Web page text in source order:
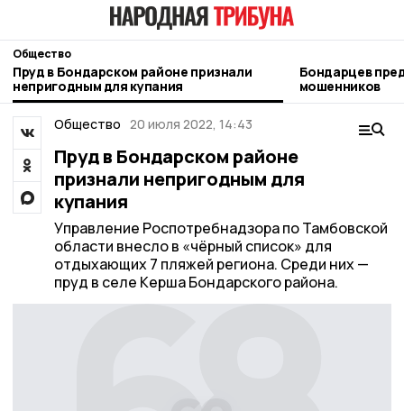
Общество
Пруд в Бондарском районе признали
непригодным для купания
Бондарцев
мошенников
Общество 20 июля 2022, 14:43
Пруд в Бондарском районе
признали непригодным для
купания
Управление Роспотребнадзора по Тамбовской
области внесло в «чёрный список» для
отдыхающих 7 пляжей региона. Среди них —
пруд в селе Керша Бондарского района.